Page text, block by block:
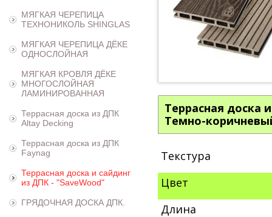
МЯГКАЯ ЧЕРЕПИЦА
ТЕХНОНИКОЛЬ SHINGLAS
МЯГКАЯ ЧЕРЕПИЦА ДЁКЕ
ОДНОСЛОЙНАЯ
МЯГКАЯ КРОВЛЯ ДЁКЕ
МНОГОСЛОЙНАЯ
ЛАМИНИРОВАННАЯ
Террасная доска из ДПК
Altay Decking
Террасная доска из ДПК
Faynag
Террасная доска и сайдинг
из ДПК - "SaveWood"
ГРЯДОЧНАЯ ДОСКА ДПК.
Террасная доска
Темно-
Текстура
Цвет
Длина